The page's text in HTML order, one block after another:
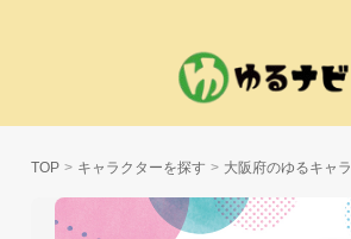
TOP キャラクターを探す 大阪府のゆるキャラ